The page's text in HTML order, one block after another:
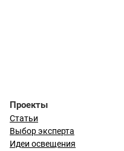
Проекты
Статьи
Выбор эксперта
Идеи освещения